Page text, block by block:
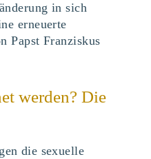
in sich
erneuerte
Papst Franziskus
werden? Die
die sexuelle